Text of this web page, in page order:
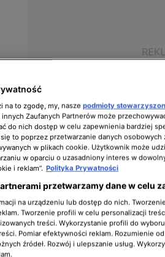
na to zgodę, my, nasze podmioty
innych Zaufanych Partnerów może
do nich dostęp w celu zapewnienia bardziej
to poprzez przetwarzanie danych osobowych
w plikach cookie. Użytkownik może
w oparciu o uzasadniony interes w
i reklam”. Polityka Prywatności
przetwarzamy dane w celu
na urządzeniu lub dostęp do nich.
Tworzenie profili w celu personalizacji
treści. Wykorzystanie profili do
Pomiar efektywności reklam. Rozumienie
źródeł. Rozwój i ulepszanie usług.